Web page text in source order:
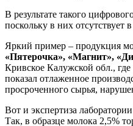
В результате такого
поскольку в них
Яркий пример – продукция
«Пятерочка», «Магнит»,
Кривское Калужской обл.,
показал отлаженное
просроченного сырья,
Вот и экспертиза
Так, в образце молока 2,5%